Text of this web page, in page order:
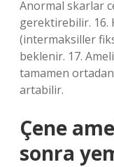
Anormal skarlar
gerektirebilir. 16.
(intermaksiller
beklenir. 17.
tamamen
artabilir.
Çene
sonra